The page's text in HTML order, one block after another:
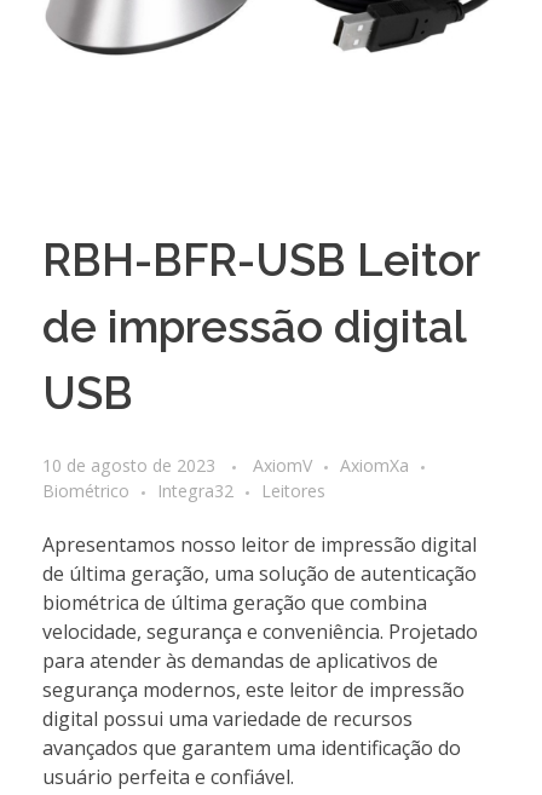
RBH-BFR-USB Leitor
de impressão digital
USB
10 de agosto de 2023 AxiomV
AxiomXa
Biométrico
Integra32 Leitores
Apresentamos nosso leitor de impressão digital
de última geração, uma solução de autenticação
biométrica de última geração que combina
velocidade, segurança e conveniência. Projetado
para atender às demandas de aplicativos de
segurança modernos, este leitor de impressão
digital possui uma variedade de recursos
avançados que garantem uma identificação do
usuário perfeita e confiável.